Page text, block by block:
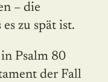
– die
zu spät ist.
Psalm 80
der Fall